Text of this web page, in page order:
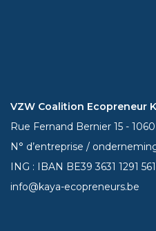
VZW Coalition Ecopreneur
Rue Fernand Bernier 15 -
N° d’entreprise /
ING : IBAN BE393631 1291
info@kaya-ecopreneurs.be